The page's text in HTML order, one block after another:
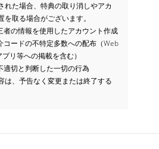
れた場合、特典の取り消しやアカ
取る場合がございます。
者の情報を使用したアカウント作成
コードの不特定多数への配布（Web
リ等への掲載を含む）
適切と判断した一切の行為
、予告なく変更または終了する